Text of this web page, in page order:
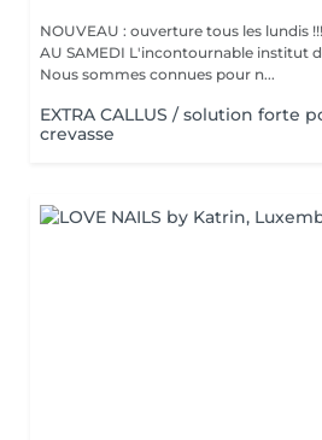
NOUVEAU : ouverture tous les lundis
AU SAMEDI L'incontournable institut de beauté à Luxembourg.
Nous sommes connues pour n...
EXTRA CALLUS / solution forte
crevasse